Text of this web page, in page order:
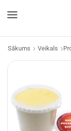
Sākums Veikals